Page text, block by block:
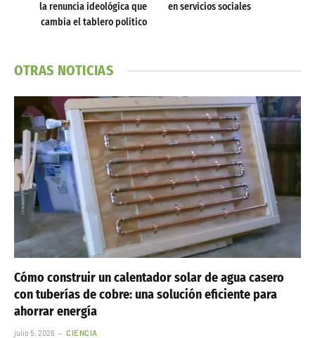
la renuncia ideológica que
cambia el tablero político
en servicios sociales
OTRAS NOTICIAS
Cómo construir un calentador solar de agua casero
con tuberías de cobre: una solución eficiente para
ahorrar energía
julio 5, 2026 CIENCIA